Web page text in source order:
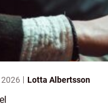
Lotta Albertsson